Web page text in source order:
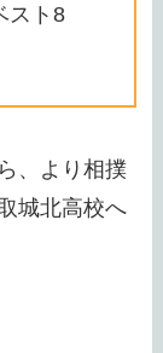
スト8
、より相撲
城北高校へ